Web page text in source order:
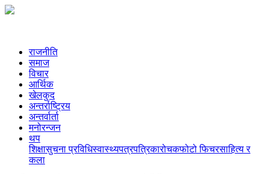
राजनीति
समाज
विचार
आर्थिक
खेलकुद
अन्तर्राष्ट्रिय
अन्तर्वार्ता
मनोरन्जन
थप
शिक्षासुचना प्रविधिस्वास्थ्यपत्रपत्रिकारोचकफोटो फिचरसाहित्य र
कला